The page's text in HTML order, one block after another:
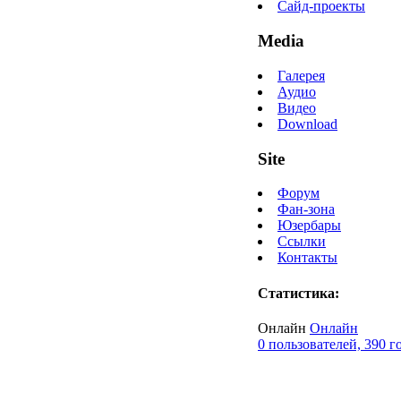
Сайд-проекты
Media
Галерея
Аудио
Видео
Download
Site
Форум
Фан-зона
Юзербары
Ссылки
Контакты
Статистика:
Онлайн Онлайн
0 пользователей, 390